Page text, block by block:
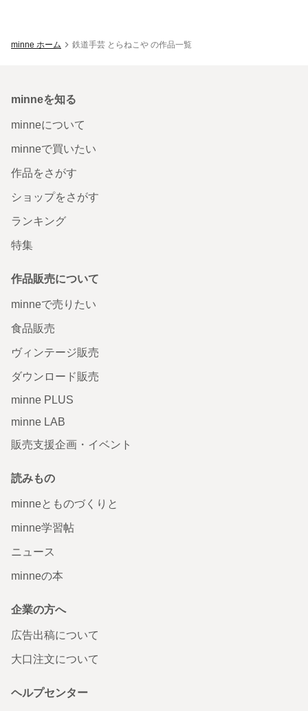
minne ホーム 鉄道手芸 とらねこや の作品一覧
minneを知る
minneについて
minneで買いたい
作品をさがす
ショップをさがす
ランキング
特集
作品販売について
minneで売りたい
食品販売
ヴィンテージ販売
ダウンロード販売
minne PLUS
minne LAB
販売支援企画・イベント
読みもの
minneとものづくりと
minne学習帖
ニュース
minneの本
企業の方へ
広告出稿について
大口注文について
ヘルプセンター